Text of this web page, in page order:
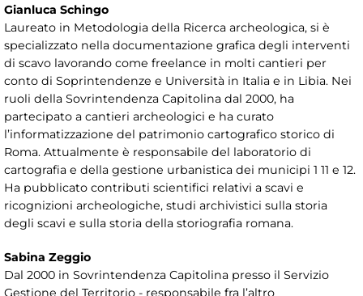
Gianluca Schingo
Laureato in Metodologia della Ricerca archeologica, si è
specializzato nella documentazione grafica degli interventi
di scavo lavorando come freelance in molti cantieri per
conto di Soprintendenze e Università in Italia e in Libia. Nei
ruoli della Sovrintendenza Capitolina dal 2000, ha
partecipato a cantieri archeologici e ha curato
l’informatizzazione del patrimonio cartografico storico di
Roma. Attualmente è responsabile del laboratorio di
cartografia e della gestione urbanistica dei municipi 1 11 e 12.
Ha pubblicato contributi scientifici relativi a scavi e
ricognizioni archeologiche, studi archivistici sulla storia
degli scavi e sulla storia della storiografia romana.
Sabina Zeggio
Dal 2000 in Sovrintendenza Capitolina presso il Servizio
Gestione del Territorio - responsabile fra l’altro